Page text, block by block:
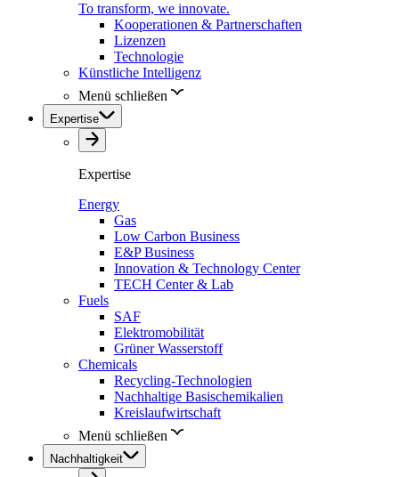
To transform, we innovate.
Kooperationen & Partnerschaften
Lizenzen
Technologie
Künstliche Intelligenz
Menü schließen
Expertise
Expertise
Energy
Gas
Low Carbon Business
E&P Business
Innovation & Technology Center
TECH Center & Lab
Fuels
SAF
Elektromobilität
Grüner Wasserstoff
Chemicals
Recycling-Technologien
Nachhaltige Basischemikalien
Kreislaufwirtschaft
Menü schließen
Nachhaltigkeit